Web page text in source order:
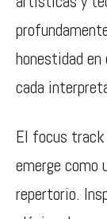
honestidad en
cada
El focus
emerge como
repertorio.